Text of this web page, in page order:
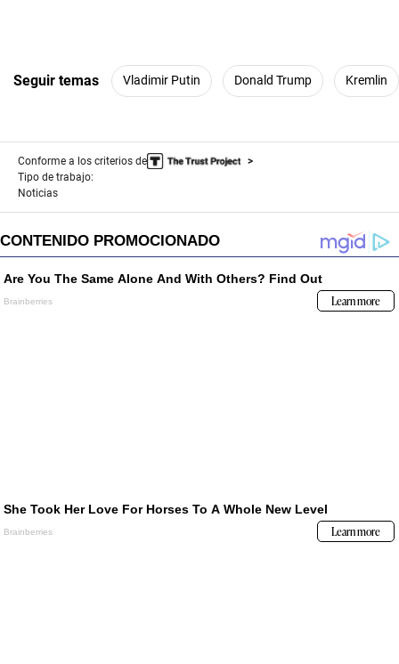
Seguir temas Vladimir Putin Donald Trump Kremlin
Conforme a los criterios de
Tipo de trabajo:
Noticias